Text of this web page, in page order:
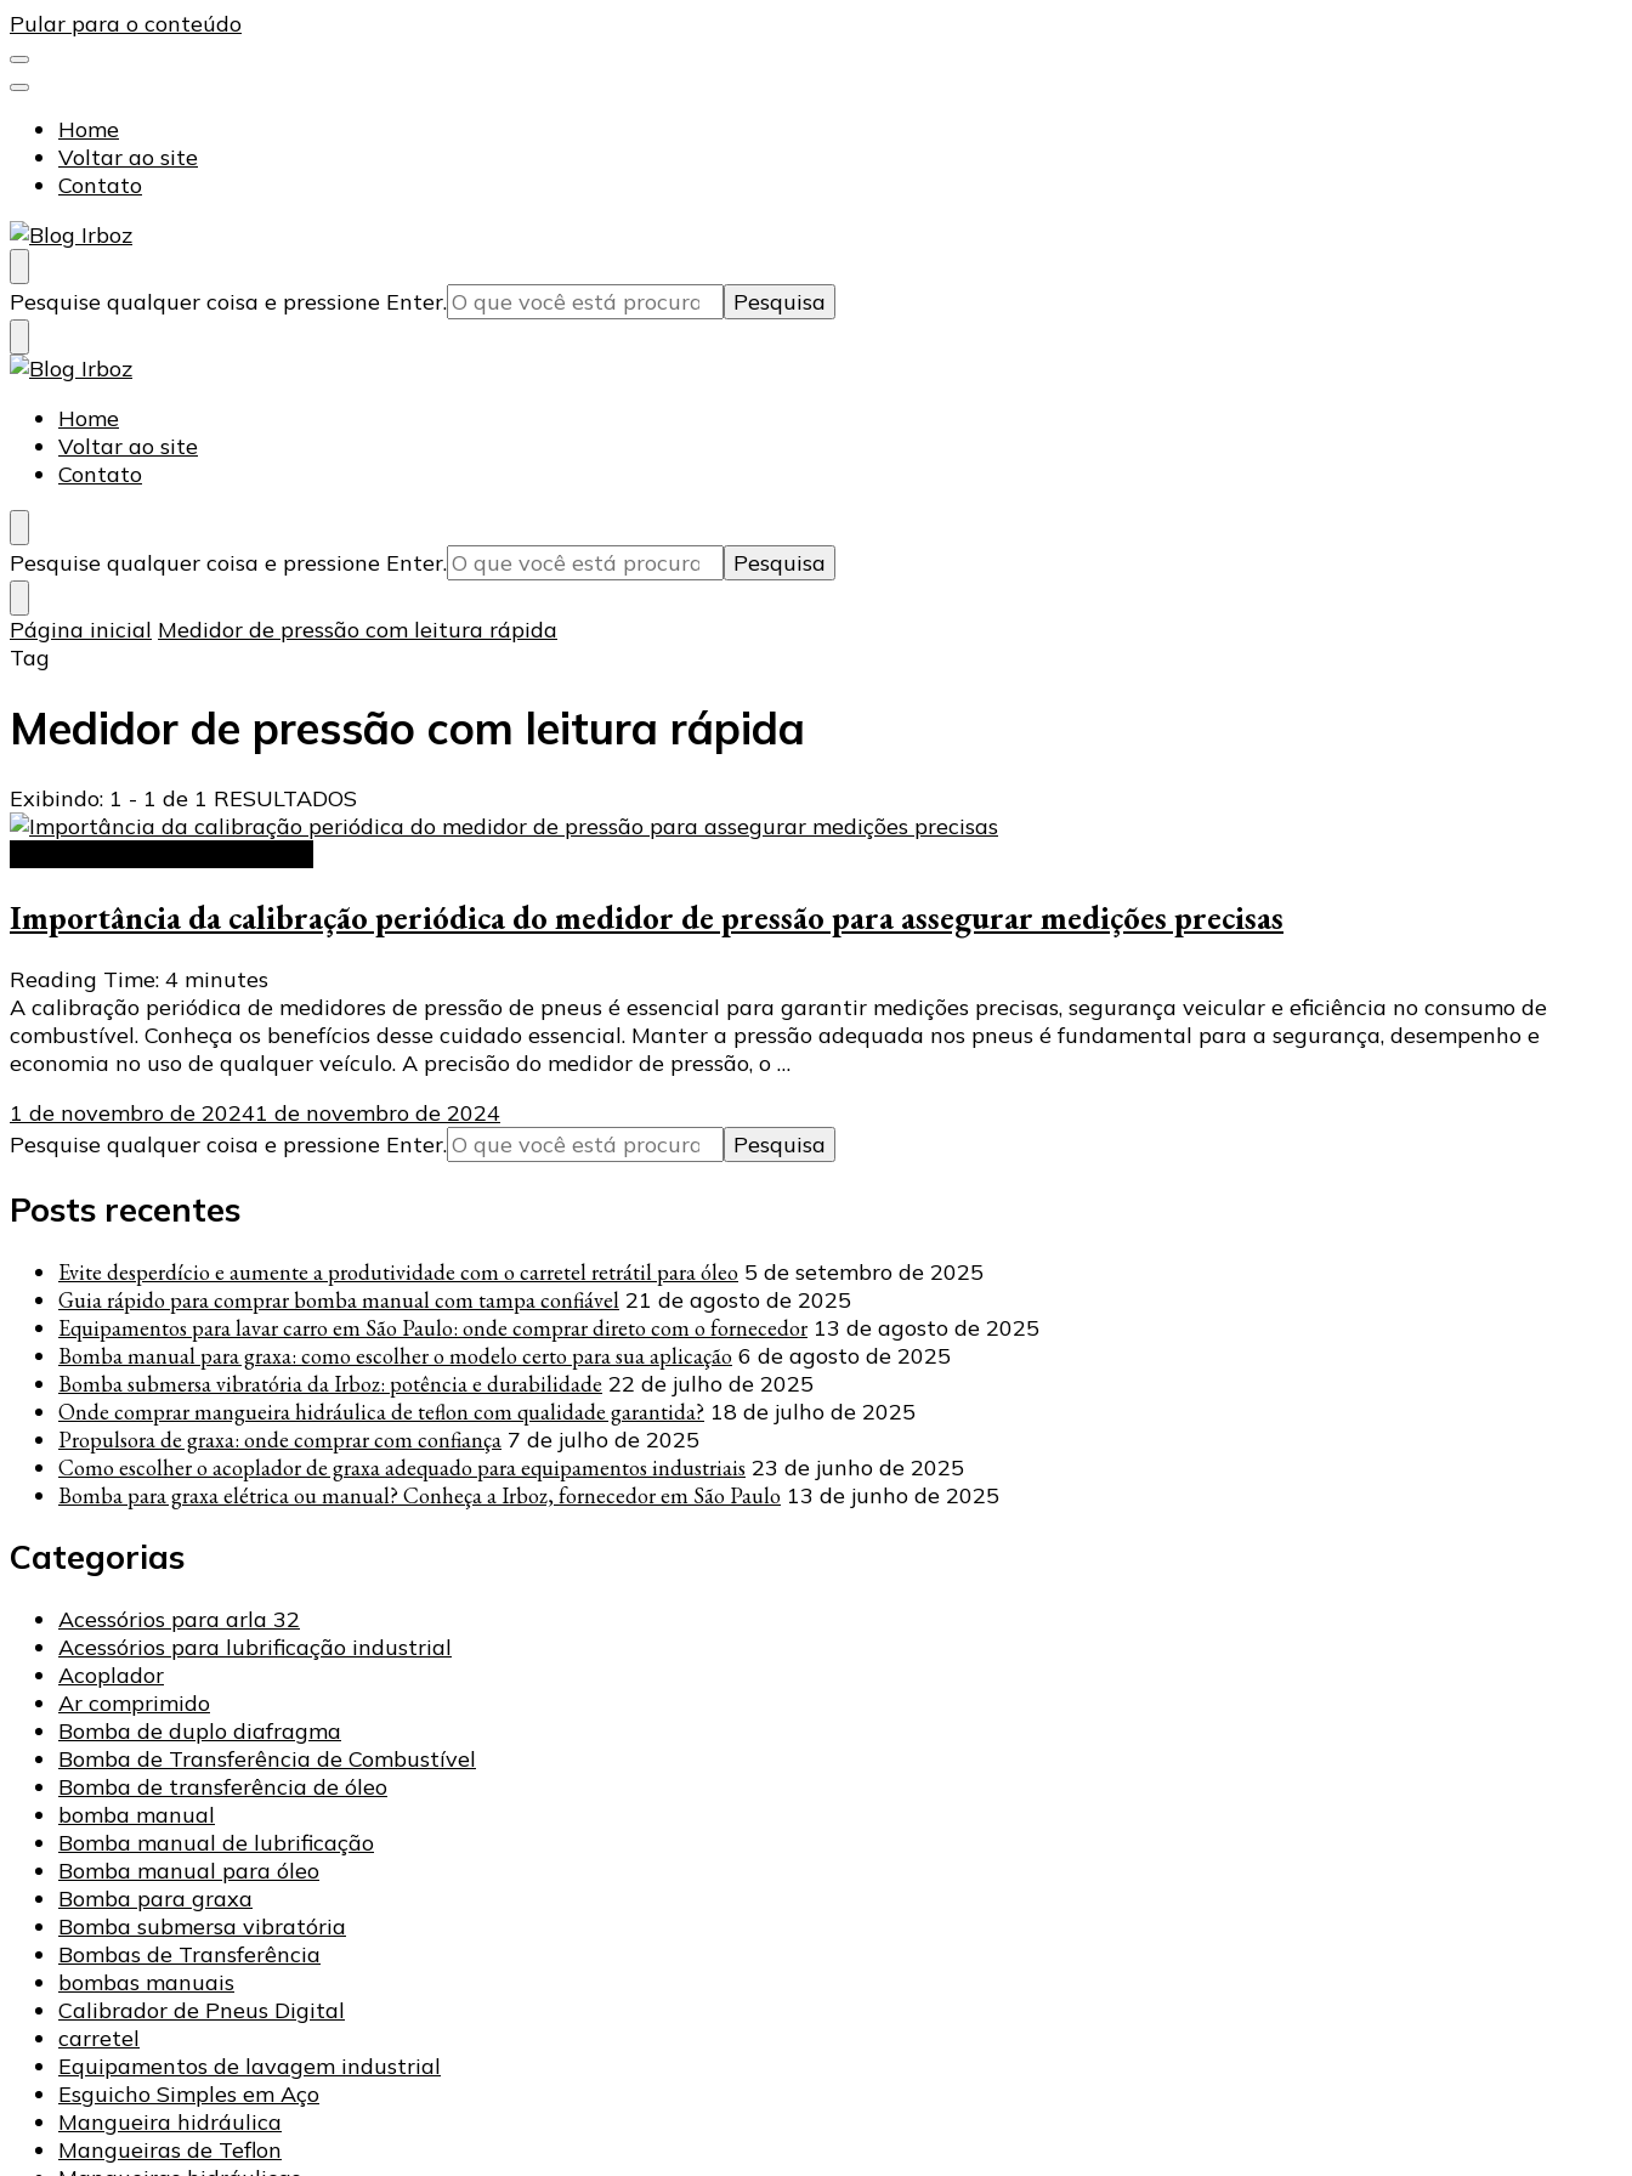
Pular para o conteúdo
Home
Voltar ao site
Contato
Blog Irboz
Blog de Lubrificação Industrial
Procurando
algo?
Pesquise qualquer coisa e pressione Enter.
Blog Irboz
Blog de Lubrificação Industrial
Home
Voltar ao site
Contato
Procurando
algo?
Pesquise qualquer coisa e pressione Enter.
Página inicial Medidor de pressão com leitura rápida
Tag
Medidor de pressão com leitura rápida
Exibindo: 1 - 1 de 1 RESULTADOS
Importância da calibração periódica do medidor de pressão para assegurar medições precisas
Reading Time: 4 minutes
A calibração periódica de medidores de pressão de pneus é essencial para garantir medições precisas, segurança veicular e eficiência no consumo de
combustível. Conheça os benefícios desse cuidado essencial. Manter a pressão adequada nos pneus é fundamental para a segurança, desempenho e
economia no uso de qualquer veículo. A precisão do medidor de pressão, o …
1 de novembro de 20241 de novembro de 2024
Procurando
Pesquise qualquer coisa e pressione Enter.
Posts recentes
Evite desperdício e aumente a produtividade com o carretel retrátil para óleo 5 de setembro de 2025
Guia rápido para comprar bomba manual com tampa confiável 21 de agosto de 2025
Equipamentos para lavar carro em São Paulo: onde comprar direto com o fornecedor 13 de agosto de 2025
Bomba manual para graxa: como escolher o modelo certo para sua aplicação 6 de agosto de 2025
Bomba submersa vibratória da Irboz: potência e durabilidade 22 de julho de 2025
Onde comprar mangueira hidráulica de teflon com qualidade garantida? 18 de julho de 2025
Propulsora de graxa: onde comprar com confiança 7 de julho de 2025
Como escolher o acoplador de graxa adequado para equipamentos industriais 23 de junho de 2025
Bomba para graxa elétrica ou manual? Conheça a Irboz, fornecedor em São Paulo 13 de junho de 2025
Categorias
Acessórios para arla 32
Acessórios para lubrificação industrial
Acoplador
Ar comprimido
Bomba de duplo diafragma
Bomba de Transferência de Combustível
Bomba de transferência de óleo
bomba manual
Bomba manual de lubrificação
Bomba manual para óleo
Bomba para graxa
Bomba submersa vibratória
Bombas de Transferência
bombas manuais
Calibrador de Pneus Digital
carretel
Equipamentos de lavagem industrial
Esguicho Simples em Aço
Mangueira hidráulica
Mangueiras de Teflon